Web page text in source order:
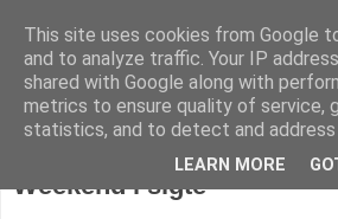
Livet på
Weekend i sigte
This site uses cookies from Google
and to analyze traffic. Your IP
shared with Google along with
metrics to ensure quality of service,
statistics, and to detect and address
LEARN MORE